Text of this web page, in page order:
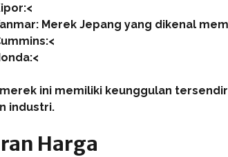
Merek Jepang yang dikenal
ini memiliki keunggulan
industri.
Harga